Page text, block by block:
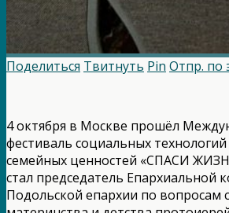
Поделиться Твитнуть Pin Отпр. по
4 октября в Москве прошёл
фестиваль социальных
семейных ценностей «СПАСИ
стал председатель Епархиальной
Подольской епархии по вопросам